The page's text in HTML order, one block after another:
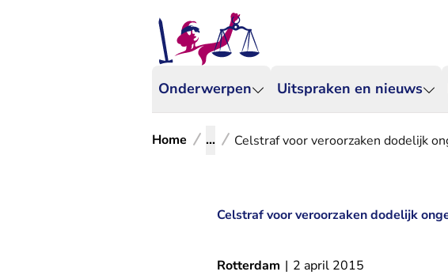
Onderwerpen Uitspraken en nieuws
Home ... Celstraf voor veroorzaken dodelijk
Celstraf voor veroorzaken dodelijk
Rotterdam | 2 april 2015